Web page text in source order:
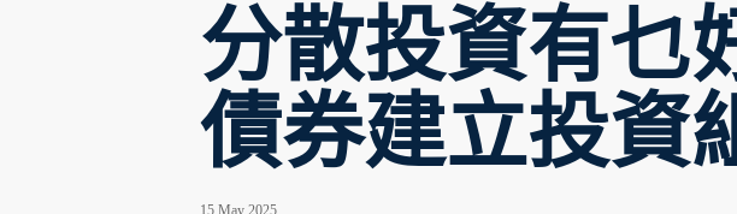
分散投資有乜
債券建立投資
15 May 2025